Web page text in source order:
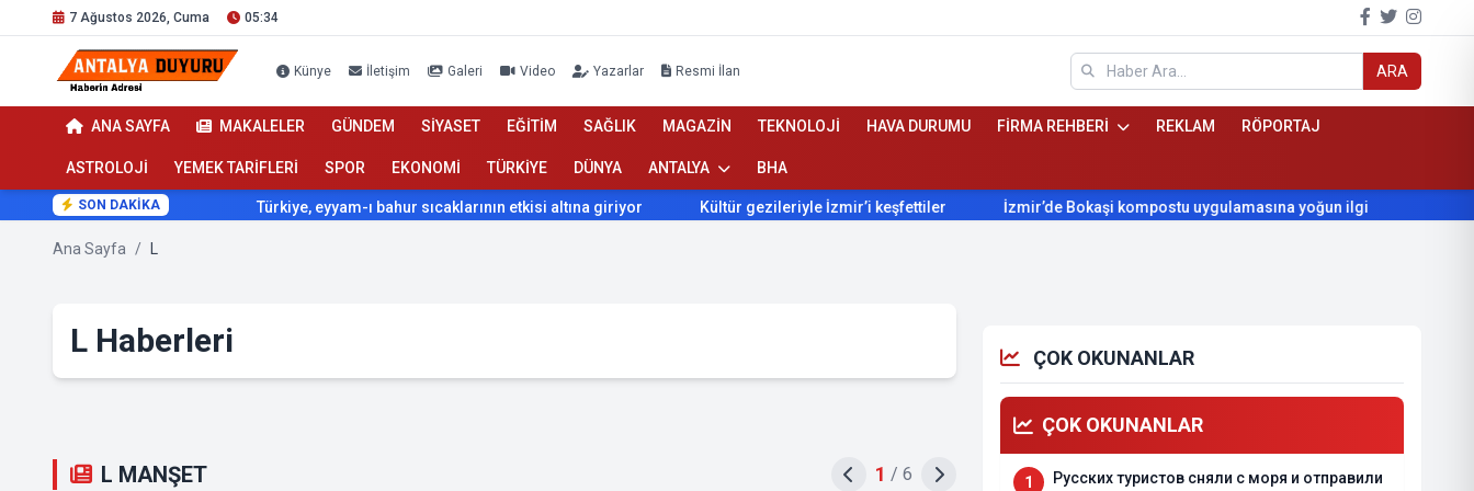
7 Ağustos 2026, Cuma 05:34
Künye İletişim Galeri Video Yazarlar Resmi İlan ARA
ANA SAYFA MAKALELER GÜNDEM SİYASET EĞİTİM SAĞLIK MAGAZİN TEKNOLOJİ HAVA DURUMU FİRMA REHBERİ REKLAM RÖPORTAJ
ASTROLOJİ YEMEK TARİFLERİ SPOR EKONOMİ TÜRKİYE DÜNYA ANTALYA BHA
SON DAKİKA Türkiye, eyyam-ı bahur sıcaklarının etkisi altına giriyor Kültür gezileriyle İzmir’i keşfettiler İzmir’de Bokaşi kompostu uygulamasına yoğun ilgi Beydağ’ın
Ana Sayfa /
L Haberleri
L MANŞET 1 / 6
ÇOK OKUNANLAR
ÇOK OKUNANLAR
1 Русских туристов сняли с моря и отправили